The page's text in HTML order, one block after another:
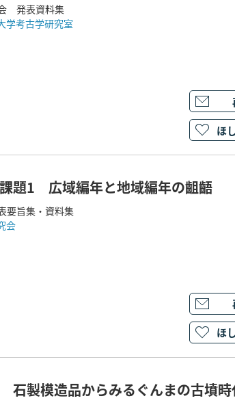
発表資料集
考古学研究室
ほ
題1 広域編年と地域編年の齟齬
旨集・資料集
会
ほ
製模造品からみるぐんまの古墳時